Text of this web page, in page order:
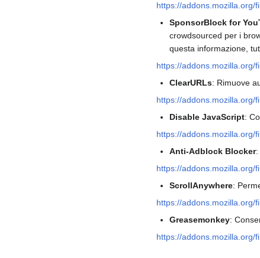
https://addons.mozilla.org/
SponsorBlock for
crowdsourced per i
questa informazione,
https://addons.mozilla.org/
ClearURLs: Rimuove
https://addons.mozilla.org/
Disable JavaScript:
https://addons.mozilla.org/
Anti-Adblock Blocker:
https://addons.mozilla.org/
ScrollAnywhere:
https://addons.mozilla.org/
Greasemonkey:
https://addons.mozilla.org/